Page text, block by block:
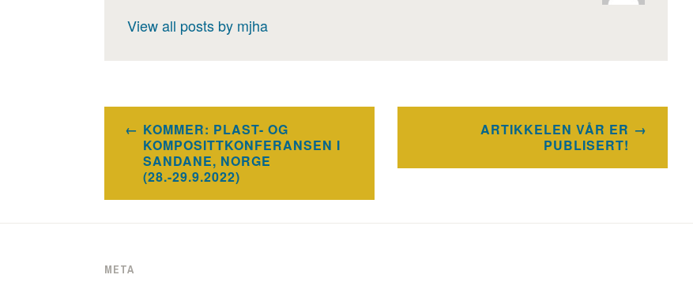
View all posts by mjha
Innleggsnavigasjon
KOMMER: PLAST- OG
KOMPOSITTKONFERANSEN I
SANDANE, NORGE
(28.-29.9.2022)
ARTIKKELEN VÅR ER
PUBLISERT!
META